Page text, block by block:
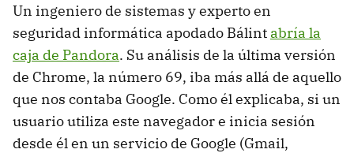
Un ingeniero de sistemas y experto en
seguridad informática apodado Bálint abría la
caja de Pandora. Su análisis de la última versión
de Chrome, la número 69, iba más allá de aquello
que nos contaba Google. Como él explicaba, si un
usuario utiliza este navegador e inicia sesión
desde él en un servicio de Google (Gmail,